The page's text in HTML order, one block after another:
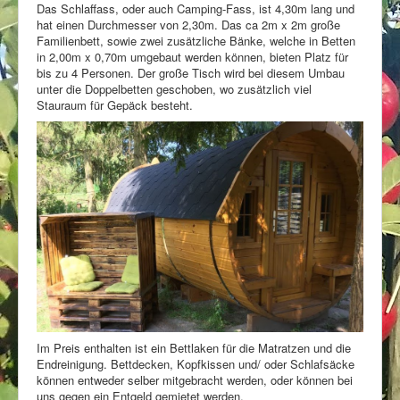
Stellenangebote
Das Schlaffass, oder auch Camping-Fass, ist 4,30m lang und
hat einen Durchmesser von 2,30m. Das ca 2m x 2m große
Familienbett, sowie zwei zusätzliche Bänke, welche in Betten
in 2,00m x 0,70m umgebaut werden können, bieten Platz für
bis zu 4 Personen. Der große Tisch wird bei diesem Umbau
unter die Doppelbetten geschoben, wo zusätzlich viel
Stauraum für Gepäck besteht.
Im Preis enthalten ist ein Bettlaken für die Matratzen und die
Endreinigung. Bettdecken, Kopfkissen und/ oder Schlafsäcke
können entweder selber mitgebracht werden, oder können bei
uns gegen ein Entgeld gemietet werden.